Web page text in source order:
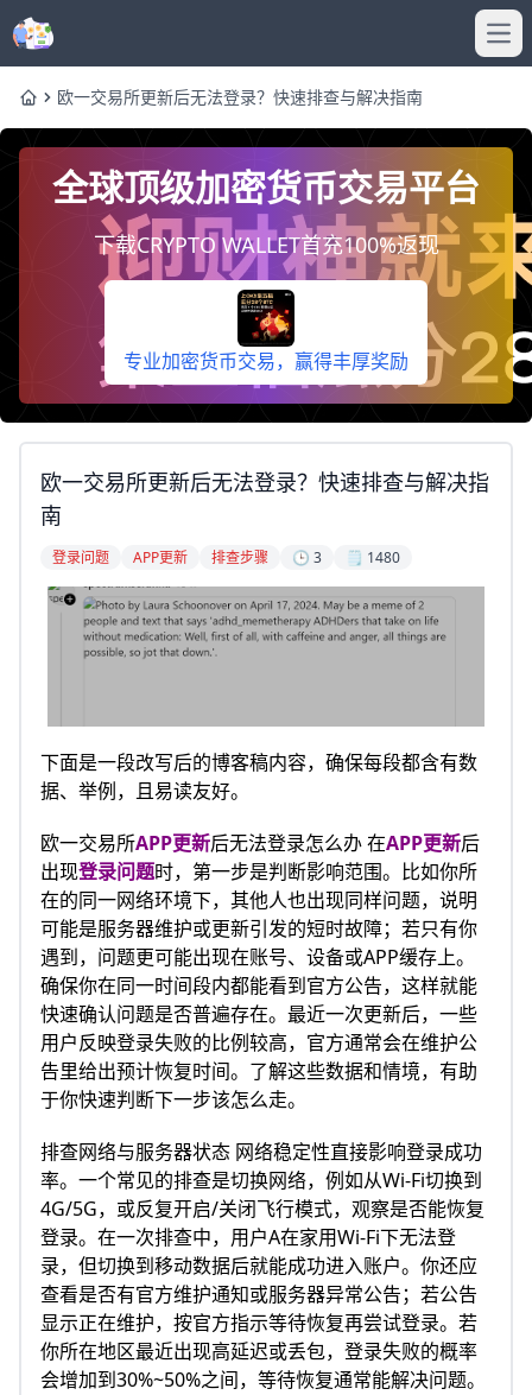
Home欧一交易所更新后无法登录？快速排查与解决指南
全球顶级加密货币交易平台
下载CRYPTO WALLET首充100%返现
专业加密货币交易，赢得丰厚奖励
欧一交易所更新后无法登录？快速排查与解决指
南
登录问题 APP更新 排查步骤 🕒 3 🗒️ 1480
下面是一段改写后的博客稿内容，确保每段都含有数
据、举例，且易读友好。
欧一交易所APP更新后无法登录怎么办 在APP更新后
出现登录问题时，第一步是判断影响范围。比如你所
在的同一网络环境下，其他人也出现同样问题，说明
可能是服务器维护或更新引发的短时故障；若只有你
遇到，问题更可能出现在账号、设备或APP缓存上。
确保你在同一时间段内都能看到官方公告，这样就能
快速确认问题是否普遍存在。最近一次更新后，一些
用户反映登录失败的比例较高，官方通常会在维护公
告里给出预计恢复时间。了解这些数据和情境，有助
于你快速判断下一步该怎么走。
排查网络与服务器状态 网络稳定性直接影响登录成功
率。一个常见的排查是切换网络，例如从Wi‑Fi切换到
4G/5G，或反复开启/关闭飞行模式，观察是否能恢复
登录。在一次排查中，用户A在家用Wi‑Fi下无法登
录，但切换到移动数据后就能成功进入账户。你还应
查看是否有官方维护通知或服务器异常公告；若公告
显示正在维护，按官方指示等待恢复再尝试登录。若
你所在地区最近出现高延迟或丢包，登录失败的概率
会增加到30%~50%之间，等待恢复通常能解决问题。